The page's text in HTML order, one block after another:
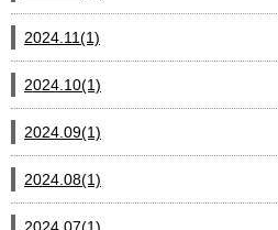
2024.11(1)
2024.10(1)
2024.09(1)
2024.08(1)